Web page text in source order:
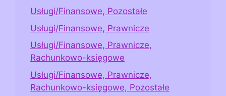
Usługi/Finansowe, Pozostałe
Usługi/Finansowe, Prawnicze
Usługi/Finansowe, Prawnicze,
Rachunkowo-księgowe
Usługi/Finansowe, Prawnicze,
Rachunkowo-księgowe, Pozostałe